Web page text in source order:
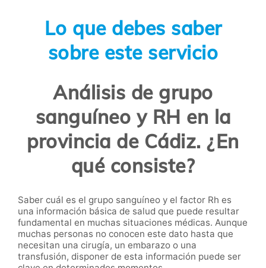
Lo que debes saber
sobre este servicio
Análisis de grupo
sanguíneo y RH en la
provincia de Cádiz. ¿En
qué consiste?
Saber cuál es el grupo sanguíneo y el factor Rh es
una información básica de salud que puede resultar
fundamental en muchas situaciones médicas. Aunque
muchas personas no conocen este dato hasta que
necesitan una cirugía, un embarazo o una
transfusión, disponer de esta información puede ser